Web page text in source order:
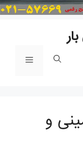
فهرست
و